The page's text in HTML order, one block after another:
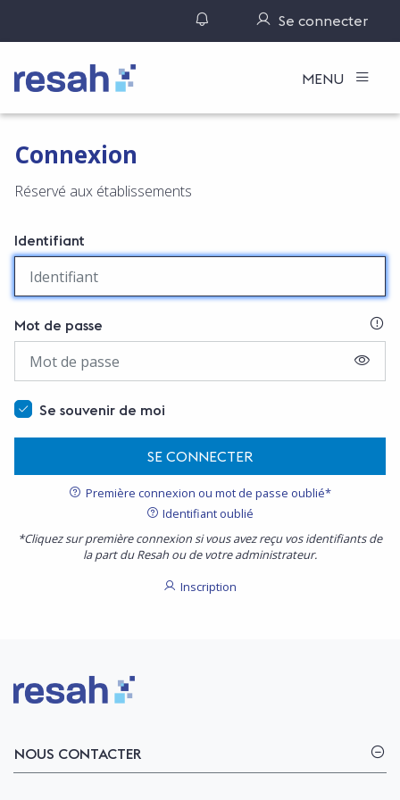
Gérer ses notifications
Se connecter
Logo Resah MENU
Connexion
Réservé aux établissements
Identifiant
Mot de passe
Se souvenir de moi
SE CONNECTER
Première connexion ou mot de passe oublié*
Identifiant oublié
*Cliquez sur première connexion si vous avez reçu vos identifiants de
la part du Resah ou de votre administrateur.
Inscription
Logo Resah
NOUS CONTACTER